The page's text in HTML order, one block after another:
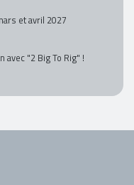
et avril 2027
avec "2 Big To Rig" !